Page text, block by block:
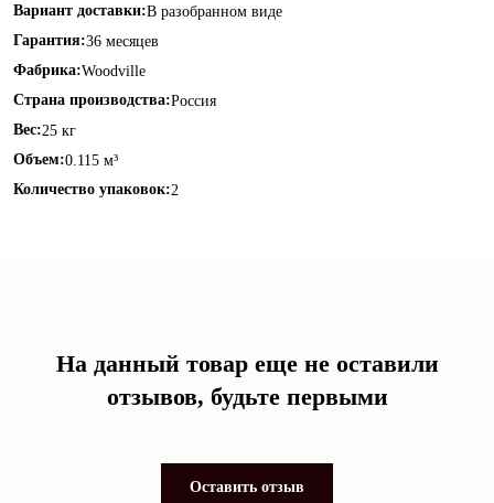
Вариант доставки:В разобранном виде
Гарантия:36 месяцев
Фабрика:Woodville
Страна производства:Россия
Вес:25 кг
Объем:0.115 м³
Количество упаковок:2
На данный товар еще не оставили
отзывов, будьте первыми
Оставить отзыв